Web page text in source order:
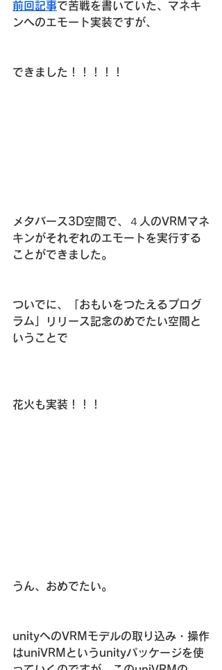
前回記事で苦戦を書いていた、マネキ
ンへのエモート実装ですが、
できました！！！！！
メタバース3D空間で、４人のVRMマネ
キンがそれぞれのエモートを実行する
ことができました。
ついでに、「おもいをつたえるプログ
ラム」リリース記念のめでたい空間と
いうことで
花火も実装！！！
うん、おめでたい。
unityへのVRMモデルの取り込み・操作
はuniVRMというunityパッケージを使